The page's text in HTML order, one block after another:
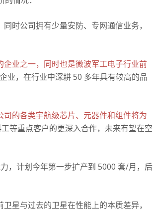
时公司拥有少量安防、专网通信业务，
业之一，同时也是微波军工电子行业前
业，在行业中深耕 50 多年具有较高的品
的各类宇航级芯片、元器件和组件将为
等重点客户的更深入合作，未来有望在空
，计划今年第一步扩产到 5000 套/月，后
星与过去的卫星在性能上的本质差异，